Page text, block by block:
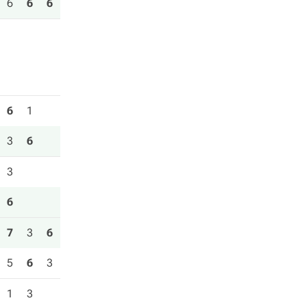
6 6 6
6 1
3 6
3
6
7 3 6
5 6 3
1 3